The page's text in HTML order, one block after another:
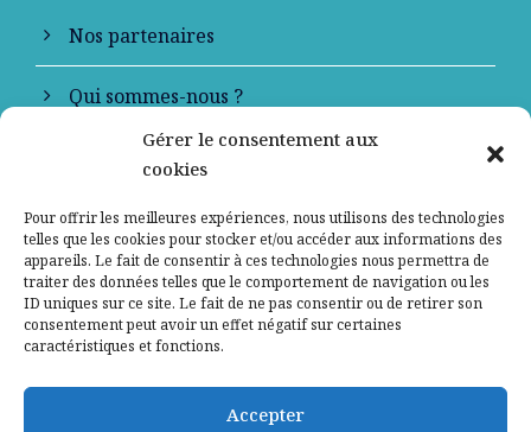
Gérer le consentement aux
cookies
Pour offrir les meilleures expériences, nous utilisons des technologies
telles que les cookies pour stocker et/ou accéder aux informations des
appareils. Le fait de consentir à ces technologies nous permettra de
traiter des données telles que le comportement de navigation ou les
ID uniques sur ce site. Le fait de ne pas consentir ou de retirer son
consentement peut avoir un effet négatif sur certaines
caractéristiques et fonctions.
Accepter
Nos partenaires
Qui sommes-nous ?
Contactez-nous
Mentions légales
Politique de confidentialité